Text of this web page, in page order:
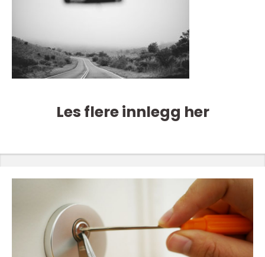
Les flere innlegg her